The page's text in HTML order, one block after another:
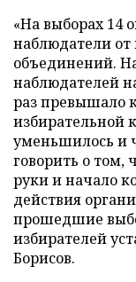
«На выборах 14
наблюдатели
объединений.
наблюдателей
раз превышало
избирательной
уменьшилось и
говорить о том,
руки и начало
действия
прошедшие
избирателей
Борисов.